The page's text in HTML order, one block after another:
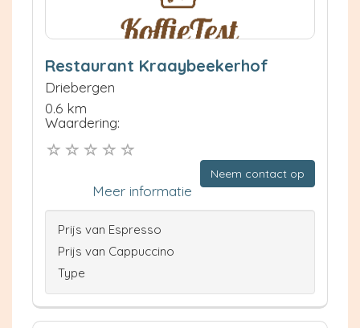
Restaurant Kraaybeekerhof
Driebergen
0.6 km
Waardering:
Neem contact op
Meer informatie
Prijs van Espresso
Prijs van Cappuccino
Type